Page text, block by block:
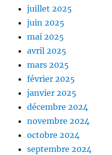
juillet 2025
juin 2025
mai 2025
avril 2025
mars 2025
février 2025
janvier 2025
décembre 2024
novembre 2024
octobre 2024
septembre 2024